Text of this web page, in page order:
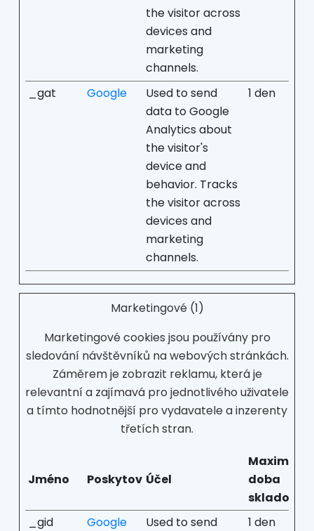
the visitor across
devices and
marketing
channels.
_gat Google
Used to send
data to Google
Analytics about
the visitor's
device and
behavior. Tracks
the visitor across
devices and
marketing
channels.
1 den
Marketingové (1)
Marketingové cookies jsou používány pro
sledování návštěvníků na webových stránkách.
Záměrem je zobrazit reklamu, která je
relevantní a zajímavá pro jednotlivého uživatele
a tímto hodnotnější pro vydavatele a inzerenty
třetích stran.
Jméno Poskytovatel
Účel
Maximální
doba
_gid
Google
Used to send
1 den